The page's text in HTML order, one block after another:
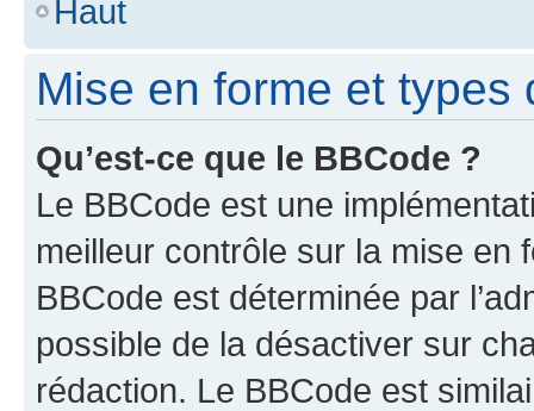
Haut
Mise en forme et types
Qu’est-ce que le BBCode ?
Le BBCode est une
meilleur contrôle sur la mise en
BBCode est déterminée par
possible de la désactiver sur
rédaction. Le BBCode est